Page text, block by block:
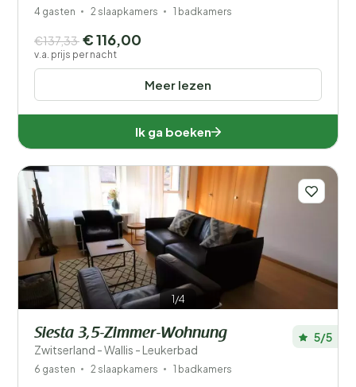
4 gasten 2 slaapkamers 1 badkamers
Meer lezen
€137,33 € 116,00
v.a. prijs per nacht
Ik ga boeken
1/4
Siesta 3,5-Zimmer-Wohnung
Zwitserland - Wallis - Leukerbad
5/5
6 gasten 2 slaapkamers 1 badkamers